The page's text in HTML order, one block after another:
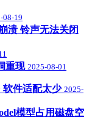
08-19
溃 铃声无法关闭
重现 2025-08-01
软件适配太少 2025-
模型占用磁盘空